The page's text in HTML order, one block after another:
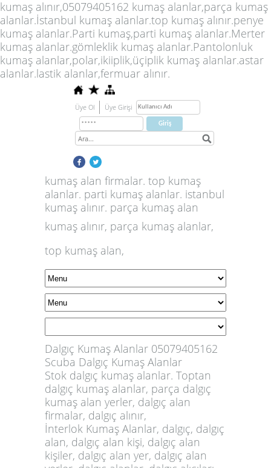
kumaş alınır,05079405162 kumaş alanlar,parça kumaş
alanlar.İstanbul kumaş alanlar.top kumaş alınır.penye
kumaş alanlar.Parti kumaş,parti kumaş alanlar.Merter
kumaş alanlar.gömleklik kumaş alanlar.Pantolonluk
kumaş alanlar,polar,ikiiplik,üçiplik kumaş alanlar.astar
alanlar.lastik alanlar,fermuar alınır.
Üye Ol Üye Girişi
kumaş alan firmalar. top kumaş
alanlar. parti kumaş alanlar. istanbul
kumaş alınır. parça kumaş alan
kumaş alınır, parça kumaş alanlar,
top kumaş alan,
Dalgıç Kumaş Alanlar 05079405162
Scuba Dalgıç Kumaş Alanlar
Stok dalgıç kumaş alanlar. Toptan
dalgıç kumaş alanlar, parça dalgıç
kumaş alan yerler, dalgıç alan
firmalar, dalgıç alınır,
İnterlok Kumaş Alanlar, dalgıç, dalgıç
alan, dalgıç alan kişi, dalgıç alan
kişiler, dalgıç alan yer, dalgıç alan